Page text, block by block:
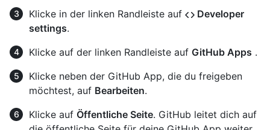
Klicke in der linken Randleiste auf
Developer
settings.
Klicke auf der linken Randleiste auf GitHub Apps .
Klicke neben der GitHub App, die du freigeben
möchtest, auf Bearbeiten.
Klicke auf Öffentliche Seite. GitHub leitet dich auf